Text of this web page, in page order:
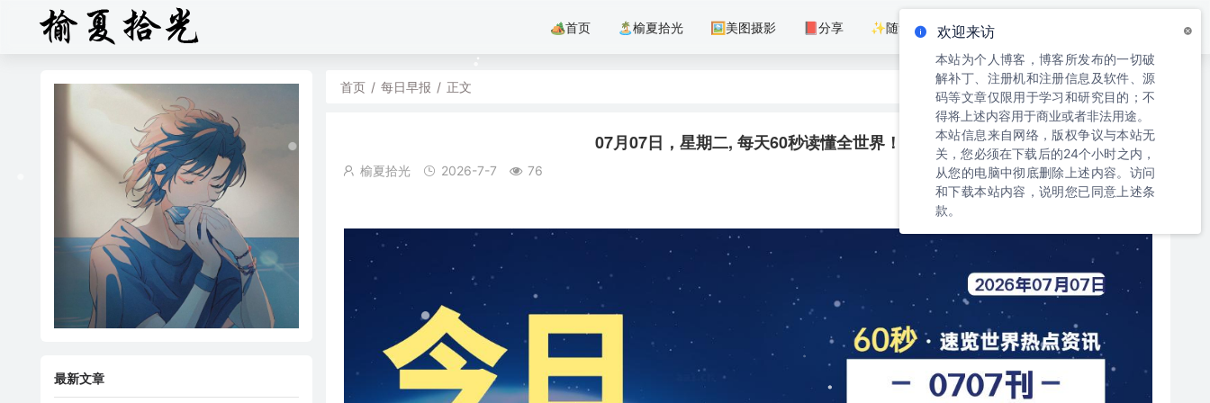
🏕首页 🏝️榆夏拾光 🖼美图摄影 📕分享 ✨随笔 📰每日早报
首页 / 每日早报 / 正文
07月07日，星期二, 每天60秒读懂全世界！
榆夏拾光 2026-7-7 76 7/7
最新文章